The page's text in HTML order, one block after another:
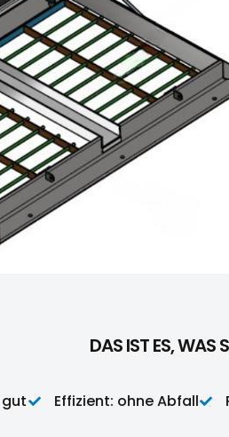
DAS IST ES, WAS
Effizient: ohne Abfall